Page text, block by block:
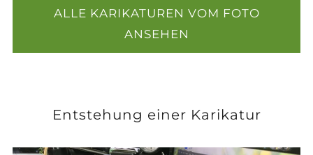
ALLE KARIKATUREN VOM FOTO
ANSEHEN
Entstehung einer Karikatur